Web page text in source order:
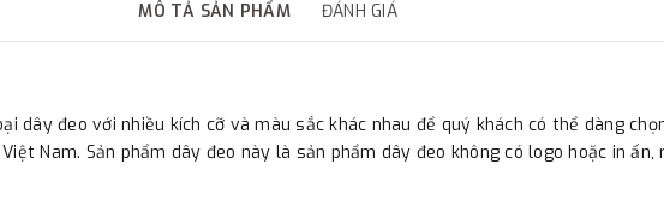
MÔ TẢ SẢN PHẨM ĐÁNH GIÁ
dây đeo với nhiều kích cỡ và màu sắc khác nhau để quý khách có thể dàng
Nam. Sản phẩm dây đeo này là sản phẩm dây đeo không có logo hoặc in